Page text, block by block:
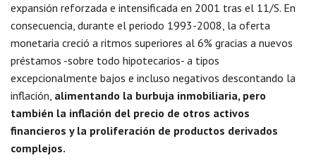
expansión reforzada e intensificada en 2001 tras el 11/S. En
consecuencia, durante el periodo 1993-2008, la oferta
monetaria creció a ritmos superiores al 6% gracias a nuevos
préstamos -sobre todo hipotecarios- a tipos
excepcionalmente bajos e incluso negativos descontando la
inflación, alimentando la burbuja inmobiliaria, pero
también la inflación del precio de otros activos
financieros y la proliferación de productos derivados
complejos.